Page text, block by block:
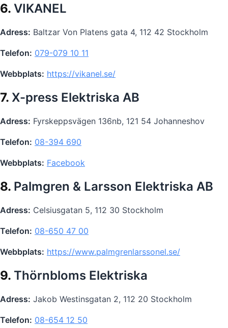
6. VIKANEL
Adress: Baltzar Von Platens gata 4, 112 42 Stockholm
Telefon: 079-079 10 11
Webbplats: https://vikanel.se/
7. X-press Elektriska AB
Adress: Fyrskeppsvägen 136nb, 121 54 Johanneshov
Telefon: 08-394 690
Webbplats: Facebook
8. Palmgren & Larsson Elektriska AB
Adress: Celsiusgatan 5, 112 30 Stockholm
Telefon: 08-650 47 00
Webbplats: https://www.palmgrenlarssonel.se/
9. Thörnbloms Elektriska
Adress: Jakob Westinsgatan 2, 112 20 Stockholm
Telefon: 08-654 12 50